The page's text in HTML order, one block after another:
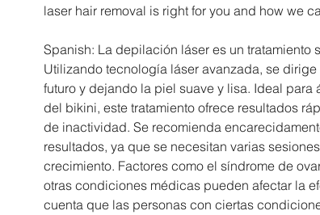
laser hair removal is right for you and how we
Spanish: La depilación láser es un
Utilizando tecnología láser avanzada, se
futuro y dejando la piel suave y lisa. Ideal
del bikini, este tratamiento ofrece resultados
de inactividad. Se recomienda
resultados, ya que se necesitan varias
crecimiento. Factores como el síndrome de
otras condiciones médicas pueden afectar la
cuenta que las personas con ciertas